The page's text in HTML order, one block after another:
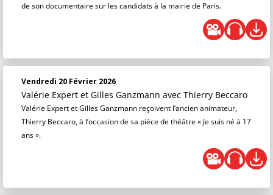
de son documentaire sur les candidats à la mairie de Paris.
Vendredi 20 Février 2026
Valérie Expert et Gilles Ganzmann avec Thierry Beccaro
Valérie Expert et Gilles Ganzmann reçoivent l’ancien animateur,
Thierry Beccaro, à l’occasion de sa pièce de théâtre « Je suis né à 17
ans ».